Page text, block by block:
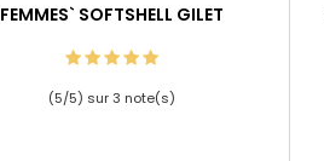
FEMMES` SOFTSHELL GILET
(5/5) sur3 note(s)